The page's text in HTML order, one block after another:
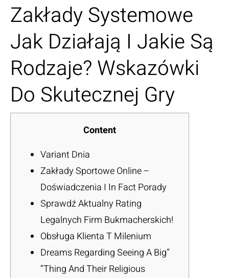
Zakłady Systemowe
Jak Działają I Jakie Są
Rodzaje? Wskazówki
Do Skutecznej Gry
Content
Variant Dnia
Zakłady Sportowe Online –
Doświadczenia I In Fact Porady
Sprawdź Aktualny Rating
Legalnych Firm Bukmacherskich!
Obsługa Klienta T Milenium
Dreams Regarding Seeing A Big”
“Thing And Their Religious